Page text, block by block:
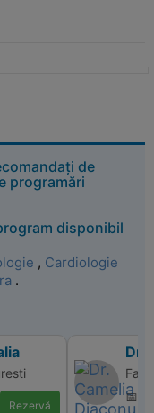
de
programări
disponibil
, Cardiologie
.
Rezervă
Dr.
📅